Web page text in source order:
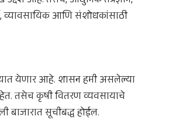
व्यावसायिक आणि संशोधकांसाठी
येणार आहे. शासन हमी असलेल्या
तसेच कृषी वितरण व्यवसायाचे
बाजारात सूचीबद्ध होईल.